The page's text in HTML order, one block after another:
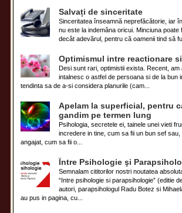
Salvați de sinceritate
Sinceritatea înseamnă neprefăcătorie, iar
nu este la indemâna oricui. Minciuna poate
decât adevărul, pentru că oamenii tind să
Optimismul intre reactionare
Desi sunt rari, optimistii exista. Recent,
intalnesc o astfel de persoana si de la bun
tendinta sa de a-si considera planurile (cam...
Apelam la superficial, pentru
gandim pe termen lung
Psihologia, secretele ei, tainele unei vieti
incredere in tine, cum sa fii un bun sef
angajat, cum sa fii o...
Între Psihologie şi
Semnalam cititorilor nostri noutatea
“Intre psihologie si parapsihologie” (editie
autori, parapsihologul Radu Botez si
au pus in pagina, cu...